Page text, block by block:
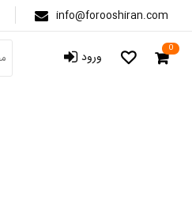
info@forooshiran.com
ورود 0